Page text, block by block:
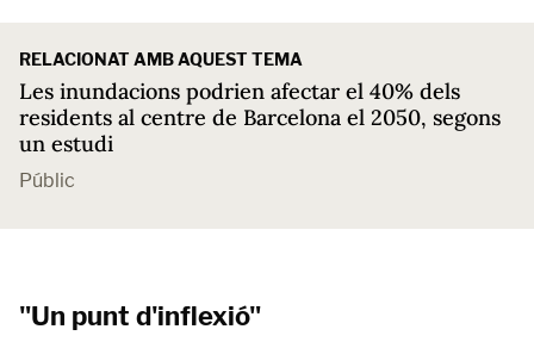
RELACIONAT AMB AQUEST TEMA
Les inundacions podrien afectar el 40% dels
residents al centre de Barcelona el 2050, segons
un estudi
Públic
"Un punt d'inflexió"